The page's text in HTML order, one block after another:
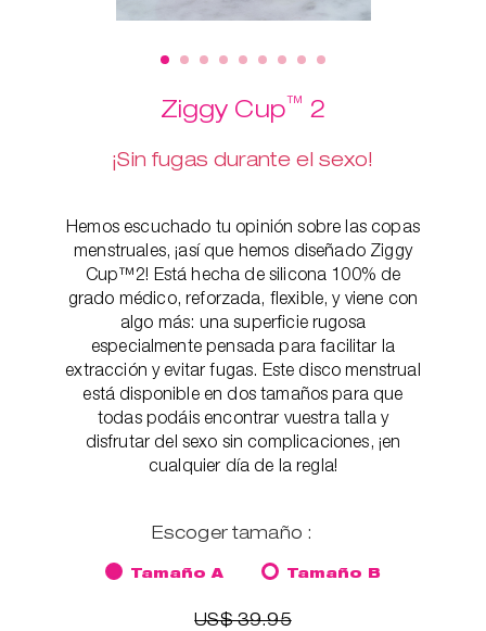
Ziggy Cup™ 2
¡Sin fugas durante el sexo!
Hemos escuchado tu opinión sobre las copas
menstruales, ¡así que hemos diseñado Ziggy
Cup™2! Está hecha de silicona 100% de
grado médico, reforzada, flexible, y viene con
algo más: una superficie rugosa
especialmente pensada para facilitar la
extracción y evitar fugas. Este disco menstrual
está disponible en dos tamaños para que
todas podáis encontrar vuestra talla y
disfrutar del sexo sin complicaciones, ¡en
cualquier día de la regla!
Escoger tamaño :
Tamaño A Tamaño B
US$ 39.95